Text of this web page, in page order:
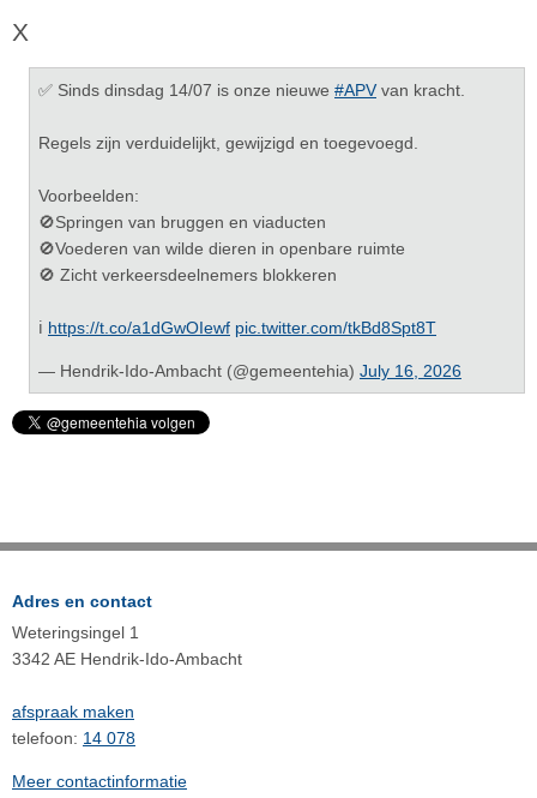
X
✅ Sinds dinsdag 14/07 is onze nieuwe #APV van kracht.
Regels zijn verduidelijkt, gewijzigd en toegevoegd.
Voorbeelden:
🚫Springen van bruggen en viaducten
🚫Voederen van wilde dieren in openbare ruimte
🚫 Zicht verkeersdeelnemers blokkeren
ℹ️ https://t.co/a1dGwOIewf pic.twitter.com/tkBd8Spt8T
— Hendrik-Ido-Ambacht (@gemeentehia) July 16, 2026
Adres en contact
Weteringsingel 1
3342 AE Hendrik-Ido-Ambacht
afspraak maken
telefoon: 14 078
Meer contactinformatie